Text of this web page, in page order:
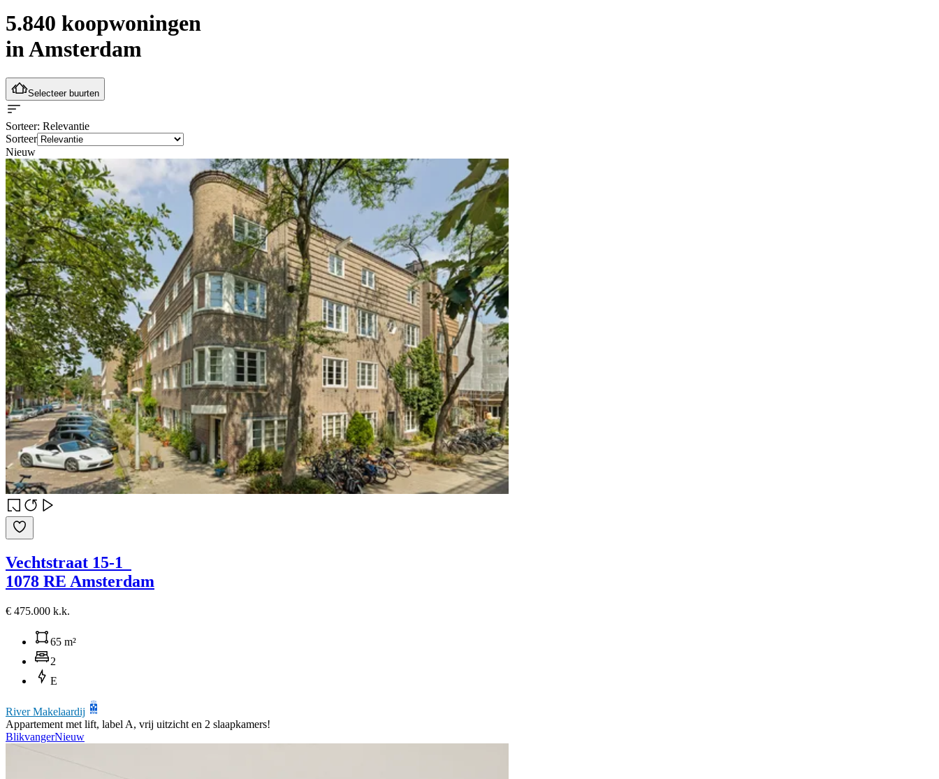
5.840 koopwoningen
in Amsterdam
Selecteer buurten
Sorteer: Relevantie
Sorteer
Nieuw
Vechtstraat 15-1
1078 RE Amsterdam
€ 475.000 k.k.
65 m²
2
E
River Makelaardij
Appartement met lift, label A, vrij uitzicht en 2 slaapkamers!
BlikvangerNieuw